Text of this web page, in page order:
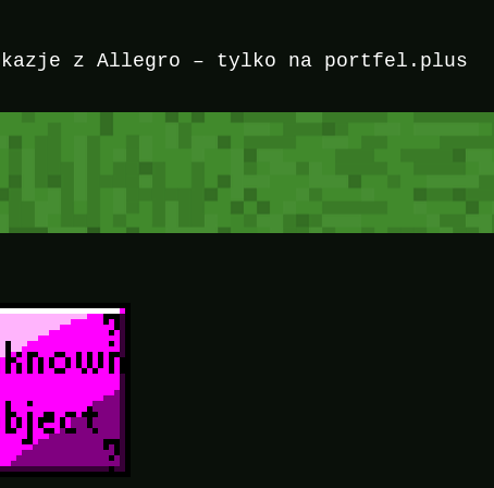
z Allegro – tylko na portfel.plus